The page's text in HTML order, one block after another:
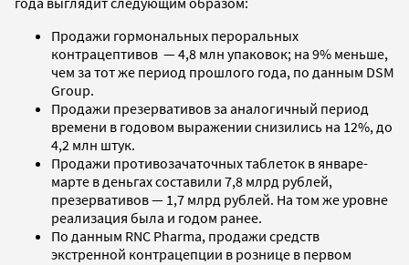
Продажи гормональных пероральных
контрацептивов — 4,8 млн упаковок; на 9% меньше,
чем за тот же период прошлого года, по данным DSM
Group.
Продажи презервативов за аналогичный период
времени в годовом выражении снизились на 12%, до
4,2 млн штук.
Продажи противозачаточных таблеток в январе-
марте в деньгах составили 7,8 млрд рублей,
презервативов — 1,7 млрд рублей. На том же уровне
реализация была и годом ранее.
По данным RNC Pharma, продажи средств
экстренной контрацепции в рознице в первом